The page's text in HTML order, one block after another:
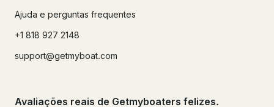
Ajuda e perguntas frequentes
+1 818 927 2148
support@getmyboat.com
Avaliações reais de Getmyboaters felizes.